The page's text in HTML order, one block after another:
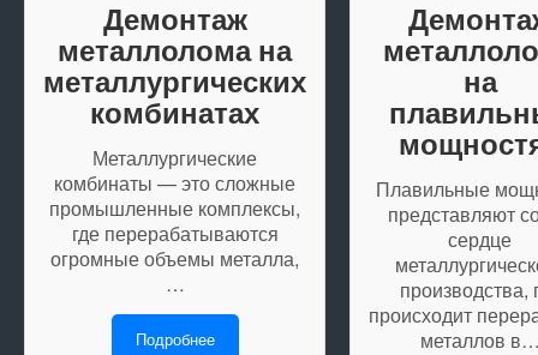
Демонтаж
металлолома на
металлургических
комбинатах
Металлургические
комбинаты — это сложные
промышленные комплексы,
где перерабатываются
огромные объемы металла,
…
Подробнее
на
Плавильные
представляют
сердце
производства,
происходит
металлов